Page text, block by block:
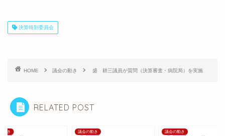
決算特別委員会
HOME 議会の動き 盛 耕三議員が質問（決算審査・病院局）を実施
RELATED POST
動き 議会の動き 議会の動き